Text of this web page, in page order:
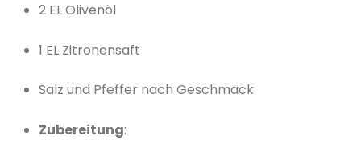
2 EL Olivenöl
1 EL Zitronensaft
Salz und Pfeffer nach Geschmack
Zubereitung: